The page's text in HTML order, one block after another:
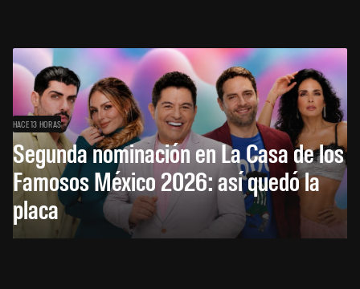
HACE 13 HORAS
Segunda nominación en La Casa de los
Famosos México 2026: así quedó la
placa